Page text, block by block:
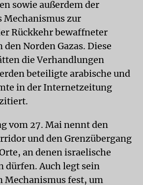
sowie außerdem der
Mechanismus zur
Rückkehr bewaffneter
Norden Gazas. Diese
die Verhandlungen
beteiligte arabische und
in der Internetzeitung
vom 27. Mai nennt den
und den Grenzübergang
an denen israelische
dürfen. Auch legt sein
Mechanismus fest, um